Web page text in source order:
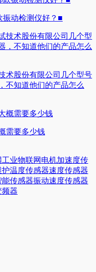
动检测仪好？■
术股份有限公司几个型号
不知道他们的产品怎么
需要多少钱
工业物联网 电机加速度传
护温度传感器速度传感器
能传感器振动速度传感器
频器